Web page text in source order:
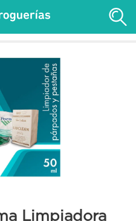
Limpiadora